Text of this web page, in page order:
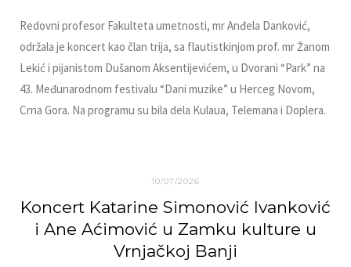
Redovni profesor Fakulteta umetnosti, mr Anđela Danković,
održala je koncert kao član trija, sa flautistkinjom prof. mr Žanom
Lekić i pijanistom Dušanom Aksentijevićem, u Dvorani “Park” na
43. Međunarodnom festivalu “Dani muzike” u Herceg Novom,
Crna Gora. Na programu su bila dela Kulaua, Telemana i Doplera.
10/07/2026
Koncert Katarine Simonović Ivanković
i Ane Aćimović u Zamku kulture u
Vrnjačkoj Banji